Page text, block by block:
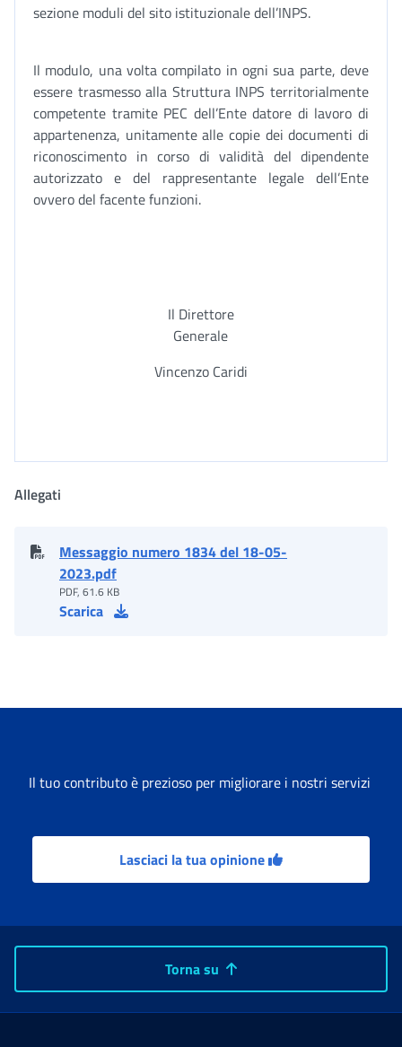
sezione moduli del sito istituzionale dell’INPS.
Il modulo, una volta compilato in ogni sua parte, deve
essere trasmesso alla Struttura INPS territorialmente
competente tramite PEC dell’Ente datore di lavoro di
appartenenza, unitamente alle copie dei documenti di
riconoscimento in corso di validità del dipendente
autorizzato e del rappresentante legale dell’Ente
ovvero del facente funzioni.
Il Direttore
Generale
Vincenzo Caridi
Allegati
Messaggio numero 1834 del 18-05-
2023.pdf
PDF, 61.6 KB
Scarica
Il tuo contributo è prezioso per migliorare i nostri servizi
Lasciaci la tua opinione
Torna su